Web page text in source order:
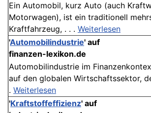
Ein Automobil, kurz Auto (auch
Motorwagen), ist ein traditionell
Kraftfahrzeug, . . . Weiterlesen
'Automobilindustrie' auf
finanzen-lexikon.de
Automobilindustrie im
auf den globalen Wirtschaftssektor,
. Weiterlesen
'Kraftstoffeffizienz' auf